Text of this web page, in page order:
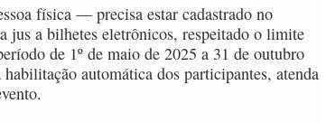
física — precisa estar cadastrado no
jus a bilhetes eletrônicos, respeitado o limite
de 1º de maio de 2025 a 31 de outubro
automática dos participantes, atenda